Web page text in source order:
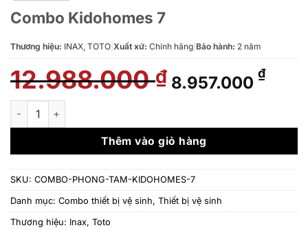
Combo Kidohomes 7
Thương hiệu: INAX, TOTO Xuất xứ: Chính hãng Bảo hành: 2 năm
12.988.000₫ Giá
gốc
12.988.000 ₫.
8.957.000 ₫Giá
là:
Combo Kidohomes 7 số lượng
Thêm vào giỏ hàng
SKU: COMBO-PHONG-TAM-KIDOHOMES-7
Danh mục: Combo thiết bị vệ sinh, Thiết bị vệ sinh
Thương hiệu: Inax, Toto